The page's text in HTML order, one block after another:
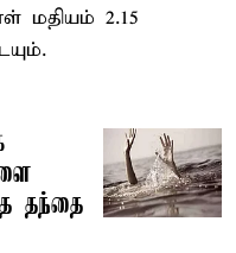
மதியம் 2.15
தந்தை